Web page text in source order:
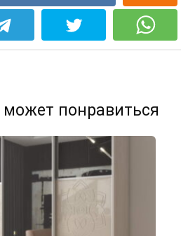
понравиться